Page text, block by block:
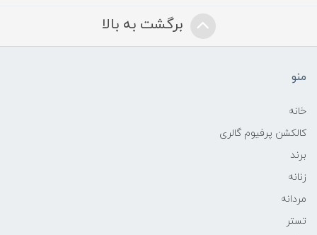
برگشت به بالا
منو
خانه
کالکشن پرفیوم گالری
برند
زنانه
مردانه
تستر